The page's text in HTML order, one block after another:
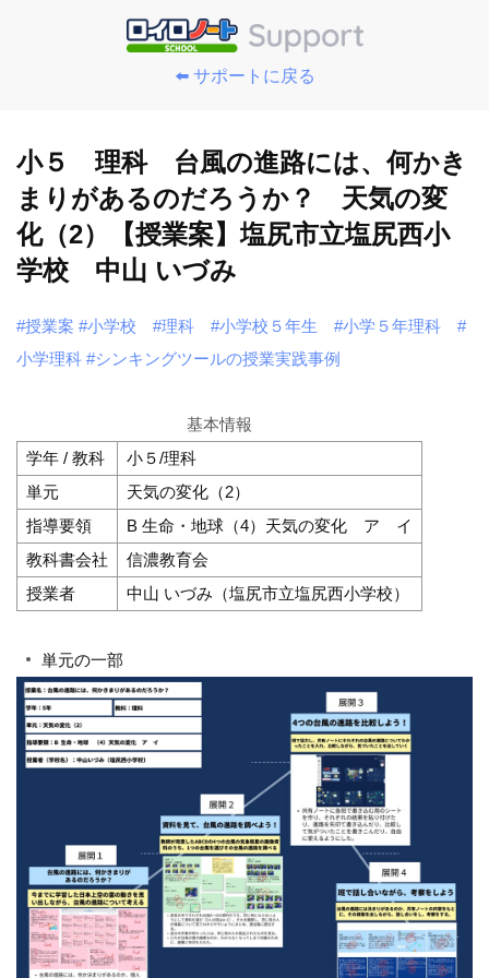
⬅️ サポートに戻る
小５ 理科 台風の進路には、何かき
まりがあるのだろうか？ 天気の変
化（2）【授業案】塩尻市立塩尻西小
学校 中山 いづみ
#授業案 #小学校 #理科 #小学校５年生 #小学５年理科
#
小学理科 #シンキングツールの授業実践事例
基本情報
学年 / 教科
小５/理科
単元
天気の変化（2）
指導要領
B 生命・地球（4）天気の変化 ア イ
教科書会社
信濃教育会
授業者
中山 いづみ（塩尻市立塩尻西小学校）
単元の一部